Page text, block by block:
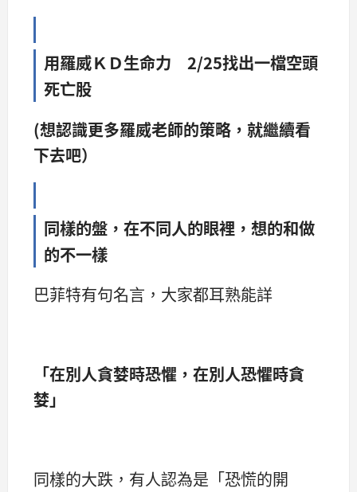
用羅威ＫＤ生命力 2/25找出一檔空頭
死亡股
(想認識更多羅威老師的策略，就繼續看
下去吧）
同樣的盤，在不同人的眼裡，想的和做
的不一樣
巴菲特有句名言，大家都耳熟能詳
「在別人貪婪時恐懼，在別人恐懼時貪
婪」
同樣的大跌，有人認為是「恐慌的開